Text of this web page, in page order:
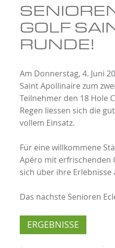
GOLF
RUNDE!
Am Donnerstag, 4. Juni
Saint Apollinaire zum
Teilnehmer den 18 Hole
Regen liessen sich die
vollem Einsatz.
Für eine willkommene
Apéro mit erfrischenden
sich über ihre Erlebnisse
Das nächste Senioren
ERGEBNISSE